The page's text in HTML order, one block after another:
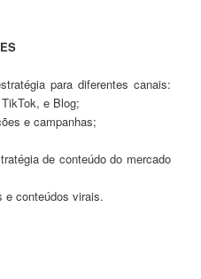
para diferentes canais:
e Blog;
e campanhas;
de conteúdo do mercado
e conteúdos virais.